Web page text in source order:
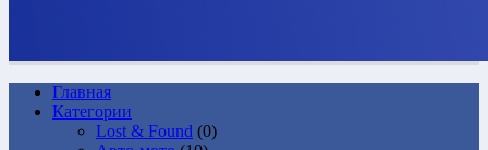
Главная
Категории
Lost & Found (0)